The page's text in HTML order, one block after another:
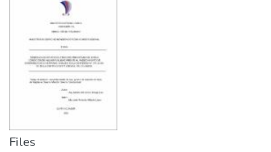
Files